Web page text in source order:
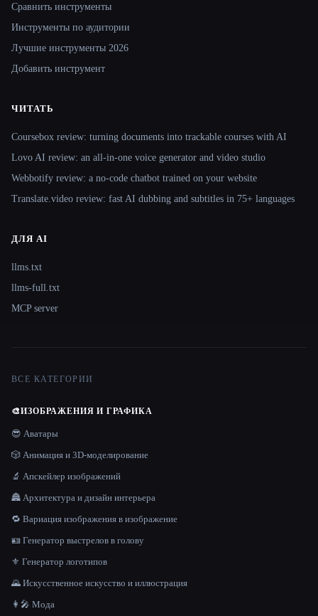
Сравнить инструменты
Инструменты по аудитории
Лучшие инструменты 2026
Добавить инструмент
ЧИТАТЬ
Coursebox review: turning documents into trackable courses with AI
Lovo AI review: an all-in-one voice generator and video studio
Webbotify review: a no-code chatbot trained on your website
Translate.video review: fast AI dubbing and subtitles in 75+ languages
ДЛЯ AI
llms.txt
llms-full.txt
MCP server
ВСЕ КАТЕГОРИИ
🎨ИЗОБРАЖЕНИЯ И ГРАФИКА
😎 Аватары
🎲 Анимация и 3D-моделирование
🔬 Апскейлер изображений
🏯 Архитектура и дизайн интерьера
🔁 Вариация изображения в изображение
🪪 Генератор выстрелов в голову
⚜️ Генератор логотипов
🌄 Искусственное искусство и иллюстрация
👩‍🎤 Мода